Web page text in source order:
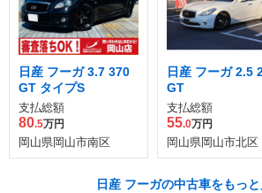
日産 フーガ 3.7 370
GT タイプS
支払総額
80.5万円
岡山県岡山市南区
日産 フーガ 2.5
GT
支払総額
55.0万円
岡山県岡山市北区
日産 フーガの中古車をもっ